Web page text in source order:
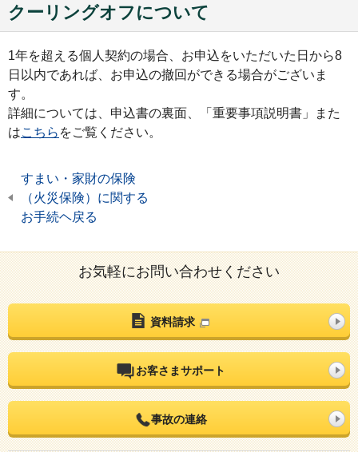
クーリングオフについて
1年を超える個人契約の場合、お申込をいただいた日から8
日以内であれば、お申込の撤回ができる場合がございま
す。
詳細については、申込書の裏面、「重要事項説明書」また
はこちら をご覧ください。
すまい・家財の保険
（火災保険）に関する
お手続ヘ戻る
お気軽にお問い合わせください
資料請求
お客さまサポート
事故の連絡